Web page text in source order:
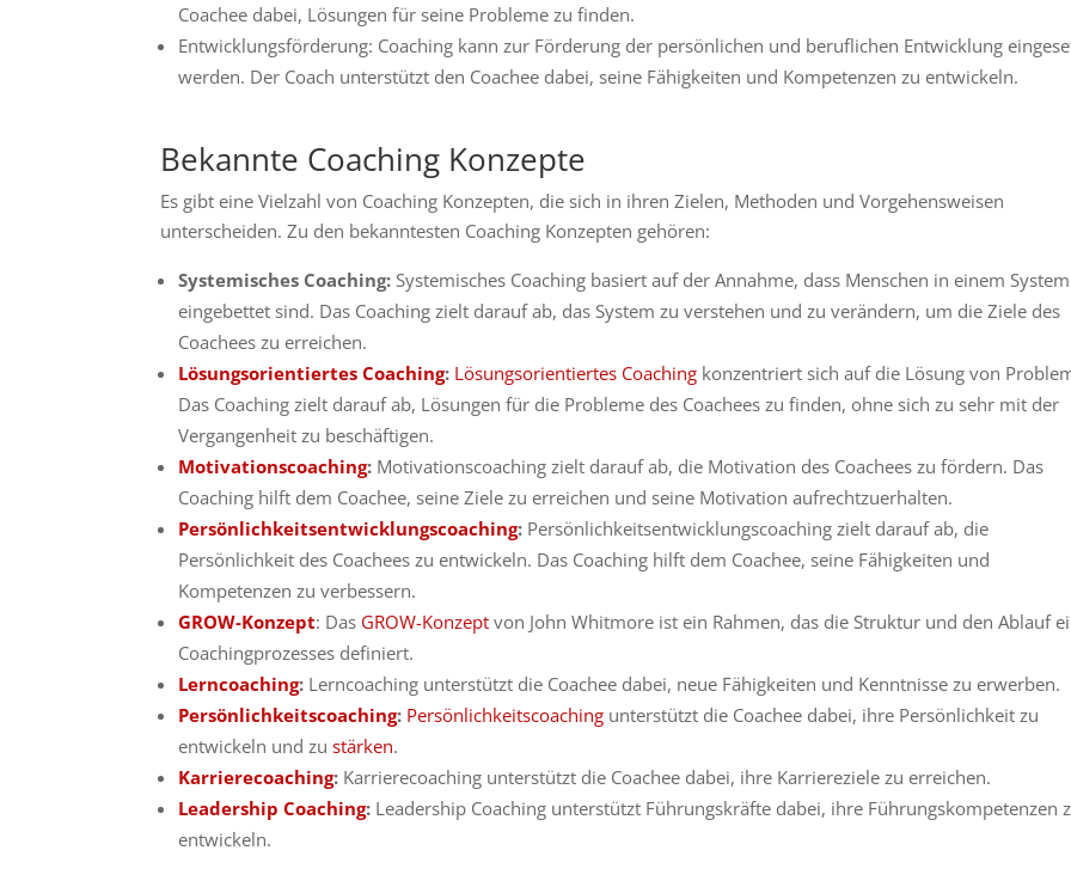
Coachee dabei, Lösungen für seine Probleme zu finden.
Entwicklungsförderung: Coaching kann zur Förderung der persönlichen und beruflichen Entwicklung
werden. Der Coach unterstützt den Coachee dabei, seine Fähigkeiten und Kompetenzen zu entwickeln.
Bekannte Coaching Konzepte
Es gibt eine Vielzahl von Coaching Konzepten, die sich in ihren Zielen, Methoden und Vorgehensweisen
unterscheiden. Zu den bekanntesten Coaching Konzepten gehören:
Systemisches Coaching: Systemisches Coaching basiert auf der Annahme, dass Menschen in einem System
eingebettet sind. Das Coaching zielt darauf ab, das System zu verstehen und zu verändern, um die Ziele des
Coachees zu erreichen.
Lösungsorientiertes Coaching: Lösungsorientiertes Coaching konzentriert sich auf die Lösung von
Das Coaching zielt darauf ab, Lösungen für die Probleme des Coachees zu finden, ohne sich zu sehr mit der
Vergangenheit zu beschäftigen.
Motivationscoaching: Motivationscoaching zielt darauf ab, die Motivation des Coachees zu fördern. Das
Coaching hilft dem Coachee, seine Ziele zu erreichen und seine Motivation aufrechtzuerhalten.
Persönlichkeitsentwicklungscoaching: Persönlichkeitsentwicklungscoaching zielt darauf ab, die
Persönlichkeit des Coachees zu entwickeln. Das Coaching hilft dem Coachee, seine Fähigkeiten und
Kompetenzen zu verbessern.
GROW-Konzept: Das GROW-Konzept von John Whitmore ist ein Rahmen, das die Struktur und den Ablauf
Coachingprozesses definiert.
Lerncoaching: Lerncoaching unterstützt die Coachee dabei, neue Fähigkeiten und Kenntnisse zu erwerben.
Persönlichkeitscoaching: Persönlichkeitscoaching unterstützt die Coachee dabei, ihre Persönlichkeit zu
entwickeln und zustärken.
Karrierecoaching: Karrierecoaching unterstützt die Coachee dabei, ihre Karriereziele zu erreichen.
Leadership Coaching: Leadership Coaching unterstützt Führungskräfte dabei, ihre Führungskompetenzen
entwickeln.